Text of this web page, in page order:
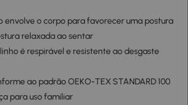
envolve o corpo para favorecer uma postura
relaxada ao sentar
é respirável e resistente ao desgaste
ao padrão OEKO-TEX STANDARD 100
para uso familiar